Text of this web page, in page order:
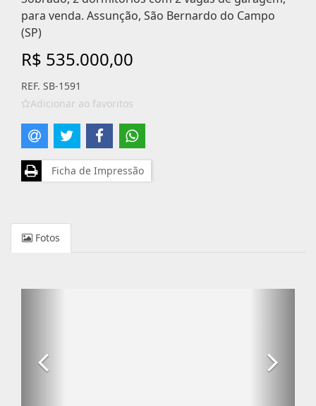
para venda. Assunção, São Bernardo do Campo
(SP)
R$ 535.000,00
REF. SB-1591
Adicionar ao favoritos
Ficha de Impressão
Fotos